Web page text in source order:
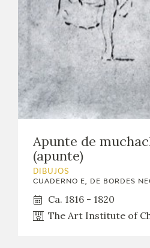
Apunte de
(apunte)
DIBUJOS
CUADERNO E, DE BORDES
Ca. 1816 - 1820
The Art Institute of